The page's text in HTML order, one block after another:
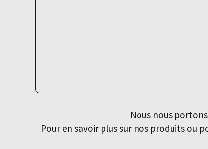
Nous nous
Pour en savoir plus sur nos produits ou